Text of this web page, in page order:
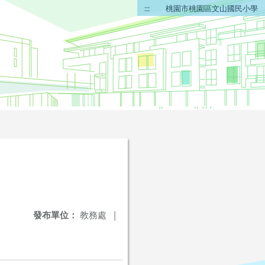
::: 桃園市桃園區文山國民小學
發布單位： 教務處 |